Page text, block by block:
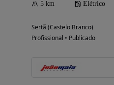
5 km Elétrico
Sertã (Castelo Branco)
Profissional • Publicado